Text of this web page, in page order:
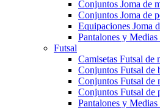
Conjuntos Joma de
Conjuntos Joma de
Equipaciones Joma
Pantalones y Medias
Futsal
Camisetas Futsal de
Conjuntos Futsal de
Conjuntos Futsal de
Conjuntos Futsal de
Pantalones y Medias